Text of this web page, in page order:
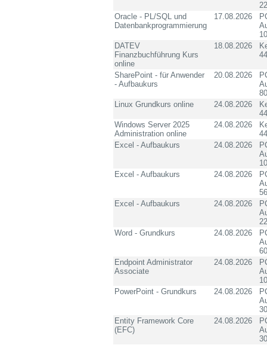
Oracle - PL/SQL und
Datenbankprogrammierung
17.08.2026
DATEV
Finanzbuchführung Kurs
online
18.08.2026
SharePoint - für Anwender
- Aufbaukurs
20.08.2026
Linux Grundkurs online
24.08.2026
Windows Server 2025
Administration online
24.08.2026
Excel - Aufbaukurs
24.08.2026
Excel - Aufbaukurs
24.08.2026
Excel - Aufbaukurs
24.08.2026
Word - Grundkurs
24.08.2026
Endpoint Administrator
Associate
24.08.2026
PowerPoint - Grundkurs
24.08.2026
Entity Framework Core
(EFC)
24.08.2026